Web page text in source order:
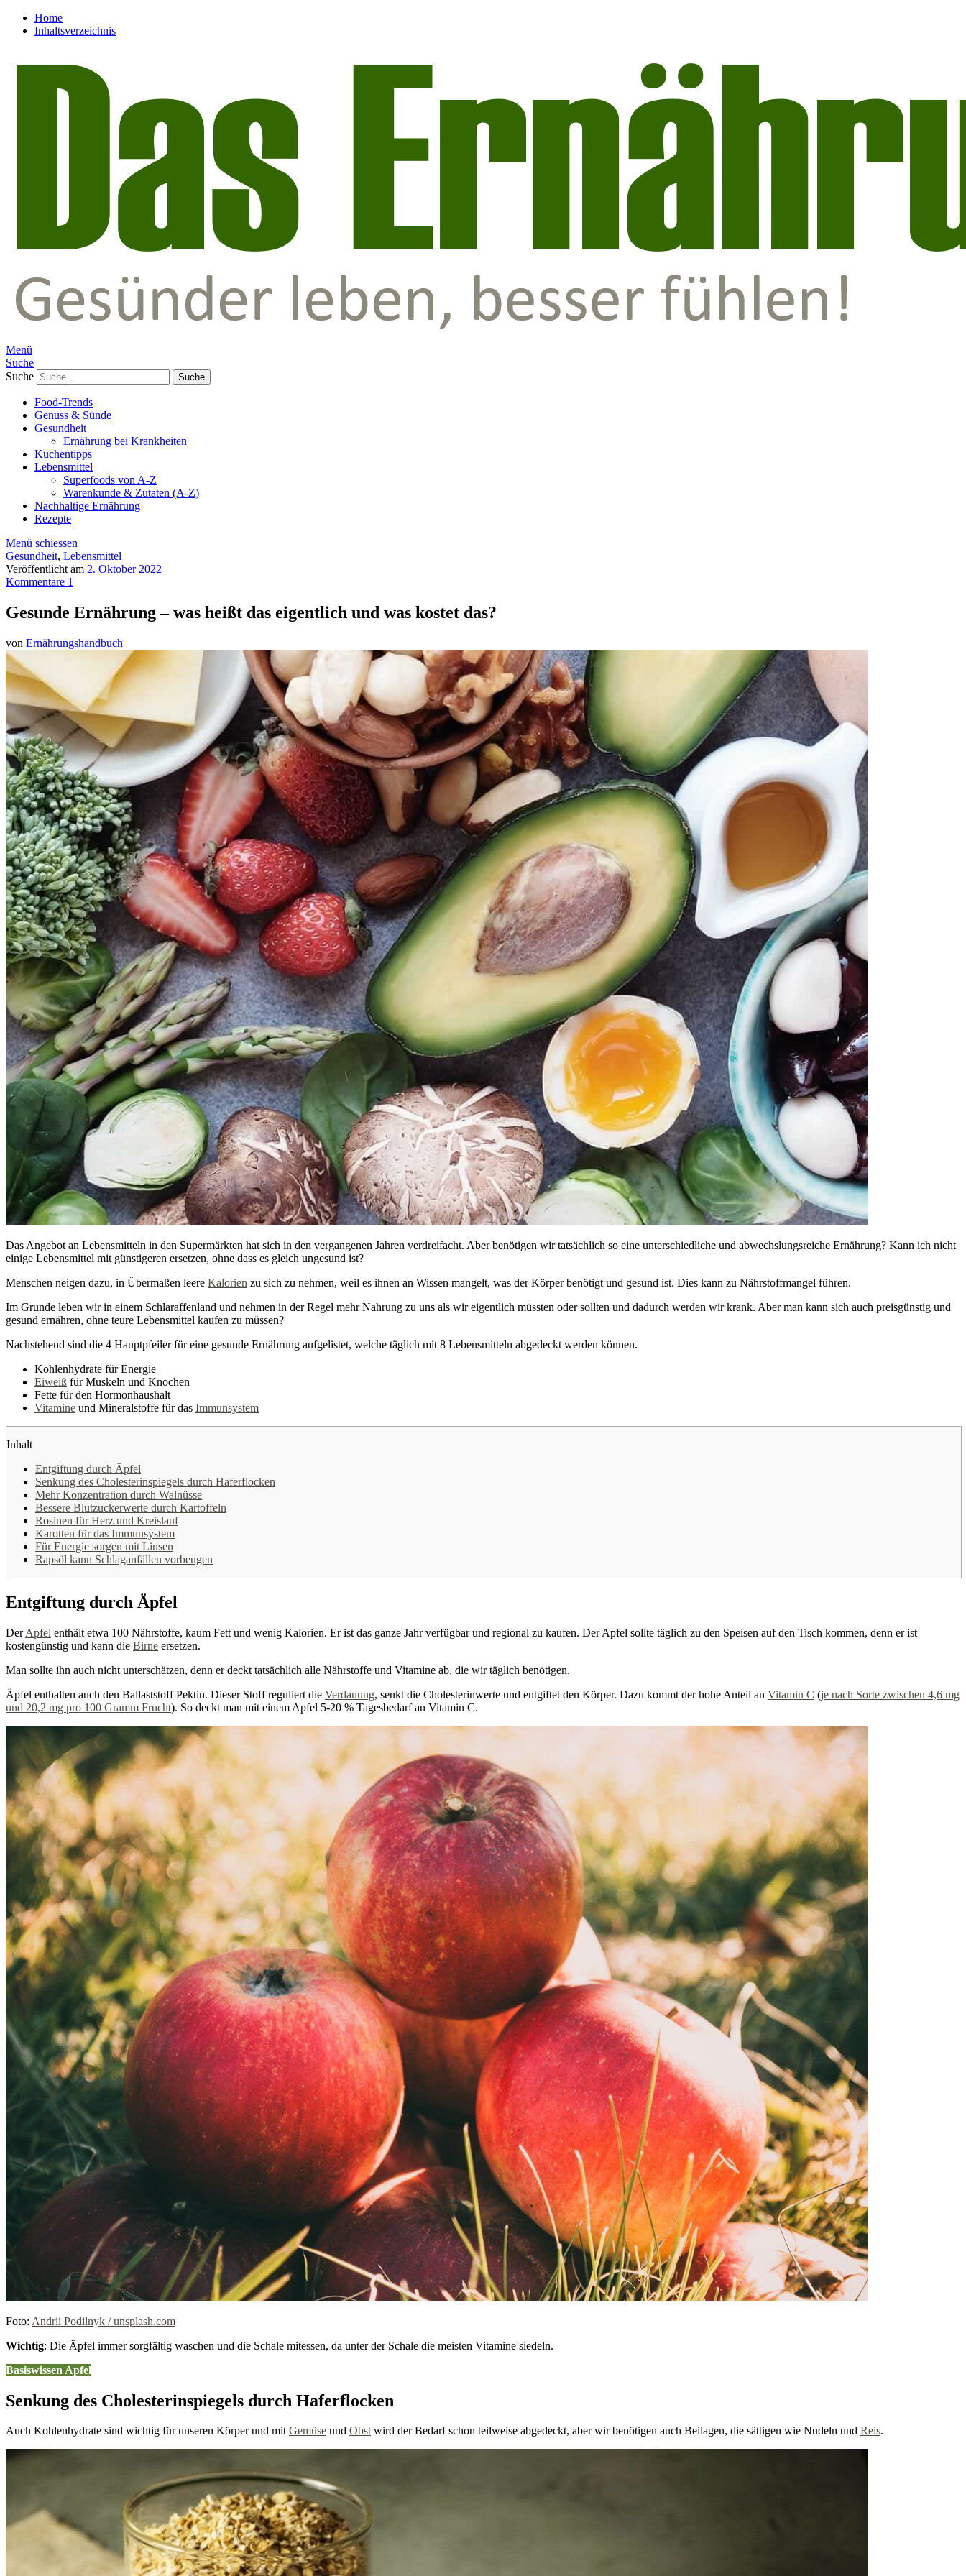
Home
Inhaltsverzeichnis
Menü
Suche
Suche
Food-Trends
Genuss & Sünde
Gesundheit
Ernährung bei Krankheiten
Küchentipps
Lebensmittel
Superfoods von A-Z
Warenkunde & Zutaten (A-Z)
Nachhaltige Ernährung
Rezepte
Menü schiessen
Gesundheit, Lebensmittel
Veröffentlicht am 2. Oktober 2022
Kommentare 1
Gesunde Ernährung – was heißt das eigentlich und was kostet das?
von Ernährungshandbuch
Das Angebot an Lebensmitteln in den Supermärkten hat sich in den vergangenen Jahren verdreifacht. Aber benötigen wir tatsächlich so eine unterschiedliche und abwechslungsreiche Ernährung? Kann ich nicht
einige Lebensmittel mit günstigeren ersetzen, ohne dass es gleich ungesund ist?
Menschen neigen dazu, in Übermaßen leere Kalorien zu sich zu nehmen, weil es ihnen an Wissen mangelt, was der Körper benötigt und gesund ist. Dies kann zu Nährstoffmangel führen.
Im Grunde leben wir in einem Schlaraffenland und nehmen in der Regel mehr Nahrung zu uns als wir eigentlich müssten oder sollten und dadurch werden wir krank. Aber man kann sich auch preisgünstig und
gesund ernähren, ohne teure Lebensmittel kaufen zu müssen?
Nachstehend sind die 4 Hauptpfeiler für eine gesunde Ernährung aufgelistet, welche täglich mit 8 Lebensmitteln abgedeckt werden können.
Kohlenhydrate für Energie
Eiweiß für Muskeln und Knochen
Fette für den Hormonhaushalt
Vitamine und Mineralstoffe für das Immunsystem
Inhalt
Entgiftung durch Äpfel
Senkung des Cholesterinspiegels durch Haferflocken
Mehr Konzentration durch Walnüsse
Bessere Blutzuckerwerte durch Kartoffeln
Rosinen für Herz und Kreislauf
Karotten für das Immunsystem
Für Energie sorgen mit Linsen
Rapsöl kann Schlaganfällen vorbeugen
Entgiftung durch Äpfel
DerApfel enthält etwa 100 Nährstoffe, kaum Fett und wenig Kalorien. Er ist das ganze Jahr verfügbar und regional zu kaufen. Der Apfel sollte täglich zu den Speisen auf den Tisch kommen, denn er ist
kostengünstig und kann die Birne ersetzen.
Man sollte ihn auch nicht unterschätzen, denn er deckt tatsächlich alle Nährstoffe und Vitamine ab, die wir täglich benötigen.
Äpfel enthalten auch den Ballaststoff Pektin. Dieser Stoff reguliert die Verdauung, senkt die Cholesterinwerte und entgiftet den Körper. Dazu kommt der hohe Anteil an Vitamin C (je nach Sorte zwischen 4,6 mg
und 20,2 mg pro 100 Gramm Frucht). So deckt man mit einem Apfel 5-20 % Tagesbedarf an Vitamin C.
Foto: Andrii Podilnyk / unsplash.com
Wichtig: Die Äpfel immer sorgfältig waschen und die Schale mitessen, da unter der Schale die meisten Vitamine siedeln.
Basiswissen Apfel
Senkung des Cholesterinspiegels durch Haferflocken
Auch Kohlenhydrate sind wichtig für unseren Körper und mitGemüse und Obstwird der Bedarf schon teilweise abgedeckt, aber wir benötigen auch Beilagen, die sättigen wie Nudeln und Reis.